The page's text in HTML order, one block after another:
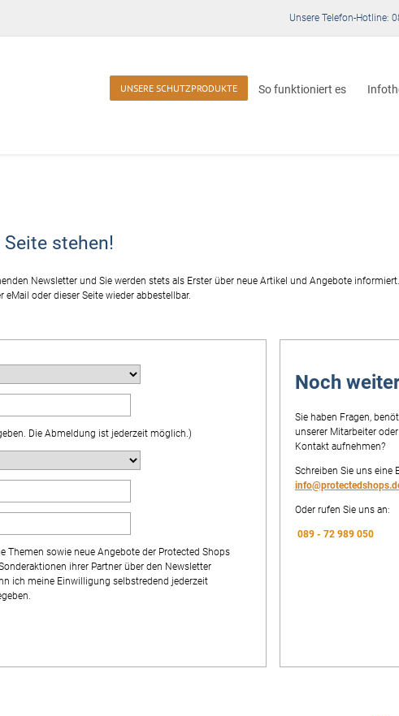
Unsere Telefon-Hotline:
UNSERE SCHUTZPRODUKTE So funktioniert es
stehen!
Newsletter und Sie werden stets als Erster über neue Artikel und Angebote informiert.
oder dieser Seite wieder abbestellbar.
Die Abmeldung ist jederzeit möglich.)
Themen sowie neue Angebote der Protected Shops
ihrer Partner über den Newsletter
ich meine Einwilligung selbstredend jederzeit
Noch
Sie haben Fragen,
unserer Mitarbeiter
Kontakt aufnehmen?
Schreiben Sie uns eine
Oder rufen Sie uns an:
089 - 72 989 050